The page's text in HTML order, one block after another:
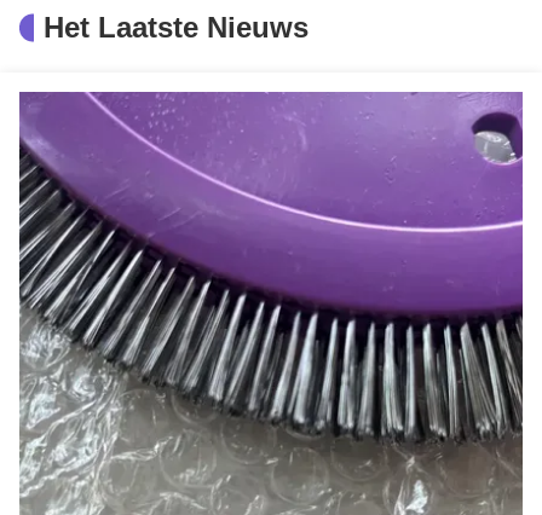
Het Laatste Nieuws